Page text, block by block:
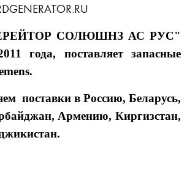
СОЛЮШНЗ АС РУС"
года, поставляет запасные
поставки в Россию, Беларусь,
Армению, Киргизстан,